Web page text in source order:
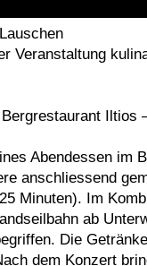
Veranstaltung
Iltios
Abendessen im
anschliessend
Minuten). Im
ab
Die
dem Konzert